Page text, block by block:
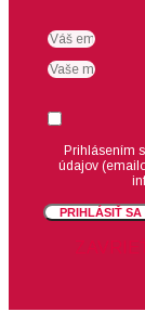
Prihlásením
údajov
PRIHLÁSIŤ